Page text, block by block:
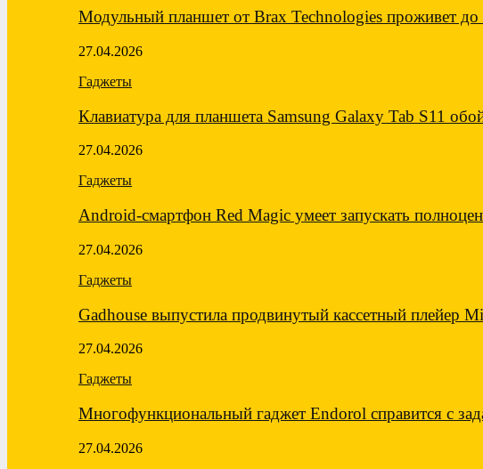
Модульный планшет от Brax Technologies проживет
27.04.2026
Гаджеты
Клавиатура для планшета Samsung Galaxy Tab S11
27.04.2026
Гаджеты
Android-смартфон Red Magic умеет запускать
27.04.2026
Гаджеты
Gadhouse выпустила продвинутый кассетный плейер
27.04.2026
Гаджеты
Многофункциональный гаджет Endorol справится с
27.04.2026